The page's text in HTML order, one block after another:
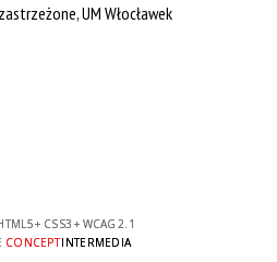
UM Włocławek
+ CSS3 + WCAG 2.1
CONCEPTINTERMEDIA